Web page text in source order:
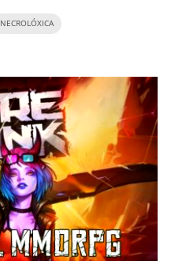
NECROLÓXICA